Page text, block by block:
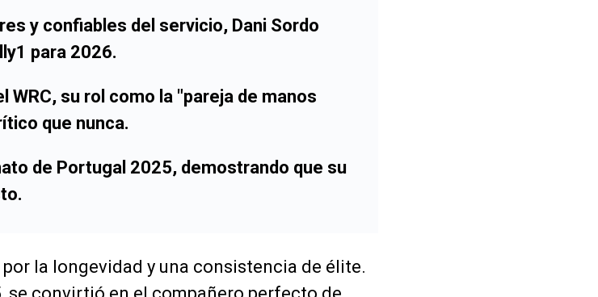
y confiables del servicio, Dani Sordo
para 2026.
WRC, su rol como la "pareja de manos
que nunca.
de Portugal 2025, demostrando que su
la longevidad y una consistencia de élite.